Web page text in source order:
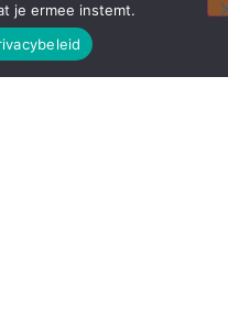
je ermee instemt.